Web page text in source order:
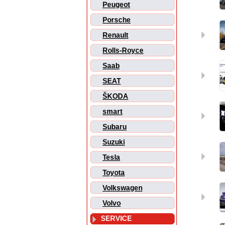
Peugeot
Porsche
Renault
Rolls-Royce
Saab
SEAT
ŠKODA
smart
Subaru
Suzuki
Tesla
Toyota
Volkswagen
Volvo
SERVICE